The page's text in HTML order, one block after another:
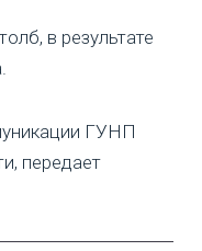
в результате
ГУНП
передает